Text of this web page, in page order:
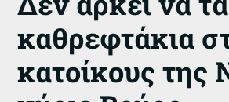
καθρεφτάκια
κατοίκους